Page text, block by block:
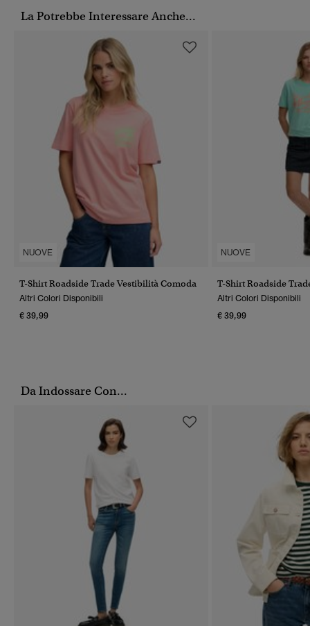
La Potrebbe Interessare Anche...
NUOVE
T-Shirt Roadside Trade Vestibilità Comoda
Altri Colori Disponibili
€ 39,99
NUOVE
T-Shirt Roadside
Altri Colori Disponibili
€ 39,99
Da Indossare Con...